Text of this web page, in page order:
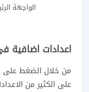
الواجهة
اعدادات اضافية
من خلال الضغط على
على الكثير من